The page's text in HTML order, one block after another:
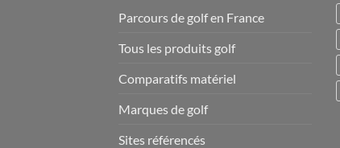
Parcours de golf en France
Tous les produits golf
Comparatifs matériel
Marques de golf
Sites référencés